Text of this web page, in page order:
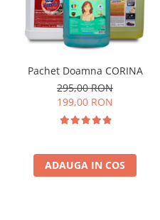
Pachet Doamna CORINA
295,00 RON
199,00 RON
ADAUGA IN COS